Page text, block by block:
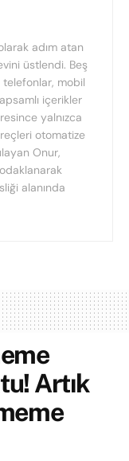
adım atan
üstlendi. Beş
telefonlar, mobil
içerikler
yalnızca
otomatize
Onur,
alanında
Artık